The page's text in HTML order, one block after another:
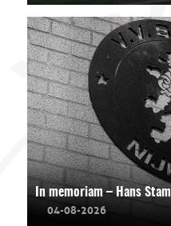
In memoriam – Hans Stam
04-08-2026